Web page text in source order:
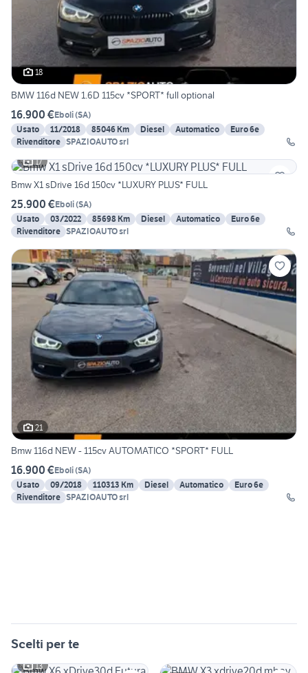
18
BMW 116d NEW 1.6D 115cv *SPORT* full optional
16.900 €Eboli(SA)
Usato
11/2018 85046 Km Diesel Automatico
Euro 6e
Rivenditore SPAZIOAUTO srl
17
Bmw X1 sDrive 16d 150cv *LUXURY PLUS* FULL
25.900 €Eboli(SA)
Usato
03/2022 85698 Km Diesel Automatico
Euro 6e
Rivenditore SPAZIOAUTO srl
21
Bmw 116d NEW - 115cv AUTOMATICO *SPORT* FULL
16.900 €Eboli(SA)
Usato
09/2018 110313 Km Diesel Automatico
Euro 6e
Rivenditore SPAZIOAUTO srl
Scelti per te
13